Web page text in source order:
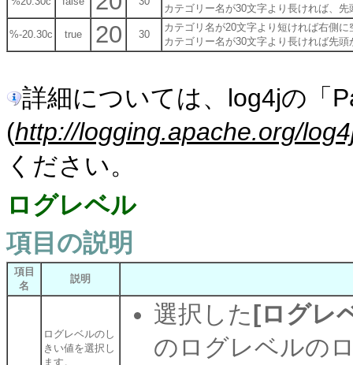
カテゴリー名が30文字より長ければ、
%-20.30c true 20 30
カテゴリ名が20文字より短ければ右側
カテゴリー名が30文字より長ければ先
詳細については、log4jの「
(http://logging.apache.org/
ください。
ログレベル
項目の説明
項目
名
説明
ログレベルのし
きい値を選択し
ます。
選択した [ログレ
のログレベルの